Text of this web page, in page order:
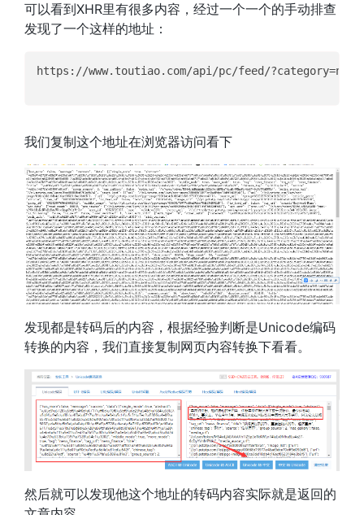
可以看到XHR里有很多内容，经过一个一个的手动排查
发现了一个这样的地址：
https://www.toutiao.com/api/pc/feed/
我们复制这个地址在浏览器访问看下
发现都是转码后的内容，根据经验判断是Unicode编码
转换的内容，我们直接复制网页内容转换下看看。
然后就可以发现他这个地址的转码内容实际就是返回的